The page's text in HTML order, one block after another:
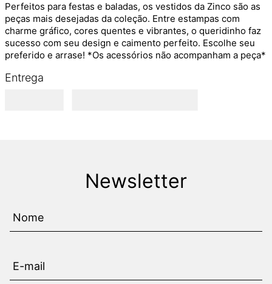
Perfeitos para festas e baladas, os vestidos da Zinco são as
peças mais desejadas da coleção. Entre estampas com
charme gráfico, cores quentes e vibrantes, o queridinho faz
sucesso com seu design e caimento perfeito. Escolhe seu
preferido e arrase! *Os acessórios não acompanham a peça*
Entrega
Newsletter